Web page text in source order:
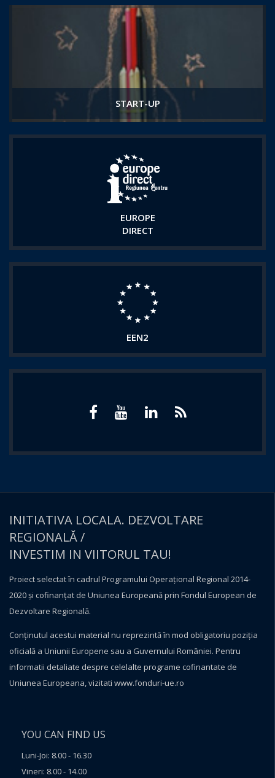
START-UP
EUROPE
DIRECT
EEN2
INITIATIVA LOCALA. DEZVOLTARE
REGIONALĂ /
INVESTIM IN VIITORUL TAU!
Proiect selectat în cadrul Programului Operațional Regional 2014-
2020 și cofinanțat de Uniunea Europeană prin Fondul European de
Dezvoltare Regională.
Conţinutul acestui material nu reprezintă în mod obligatoriu poziţia
oficială a Uniunii Europene sau a Guvernului României. Pentru
informatii detaliate despre celelalte programe cofinantate de
Uniunea Europeana, vizitati www.fonduri-ue.ro
YOU CAN FIND US
Luni-Joi: 8.00 - 16.30
Vineri: 8.00 - 14.00